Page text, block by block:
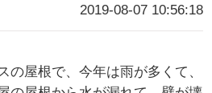
2019-08-07 10:56:18
の屋根で、今年は雨が多くて、